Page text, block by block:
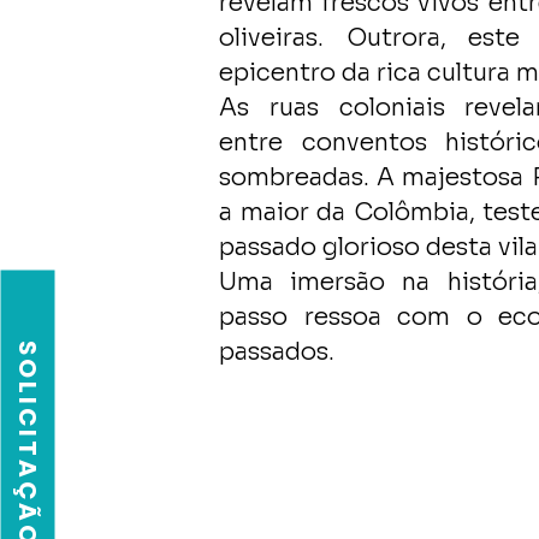
oliveiras. Outrora,
epicentro da rica cultura
As ruas coloniais
entre conventos
sombreadas. A majestosa
a maior da Colômbia,
passado glorioso desta
Uma imersão na
passo ressoa com o
passados.